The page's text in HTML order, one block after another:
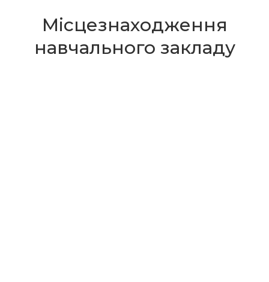
Місцезнаходження
навчального закладу